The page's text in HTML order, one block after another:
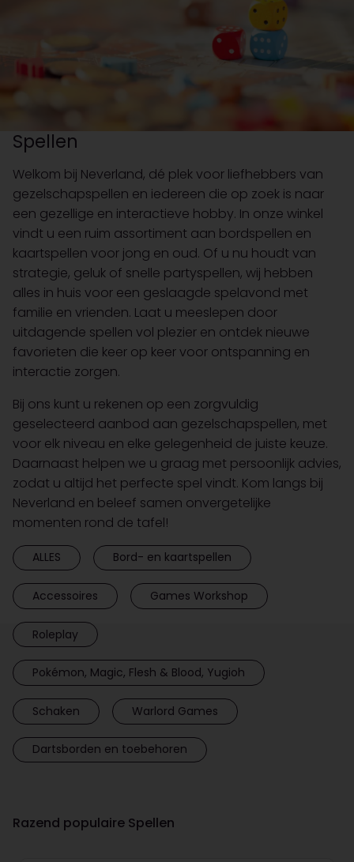
Spellen
Welkom bij Neverland, dé plek voor liefhebbers van
gezelschapspellen en iedereen die op zoek is naar
een gezellige en interactieve hobby. In onze winkel
vindt u een ruim assortiment aan bordspellen en
kaartspellen voor jong en oud. Of u nu houdt van
strategie, geluk of snelle partyspellen, wij hebben
alles in huis voor een geslaagde spelavond met
familie en vrienden. Laat u meeslepen door
uitdagende spellen vol plezier en ontdek nieuwe
favorieten die keer op keer voor ontspanning en
interactie zorgen.
Bij ons kunt u rekenen op een zorgvuldig
geselecteerd aanbod aan gezelschapspellen, met
voor elk niveau en elke gelegenheid de juiste keuze.
Daarnaast helpen we u graag met persoonlijk advies,
zodat u altijd het perfecte spel vindt. Kom langs bij
Neverland en beleef samen onvergetelijke
momenten rond de tafel!
ALLES Bord- en kaartspellen
Accessoires Games Workshop
Roleplay
Pokémon, Magic, Flesh & Blood, Yugioh
Schaken Warlord Games
Dartsborden en toebehoren
Razend populaire Spellen